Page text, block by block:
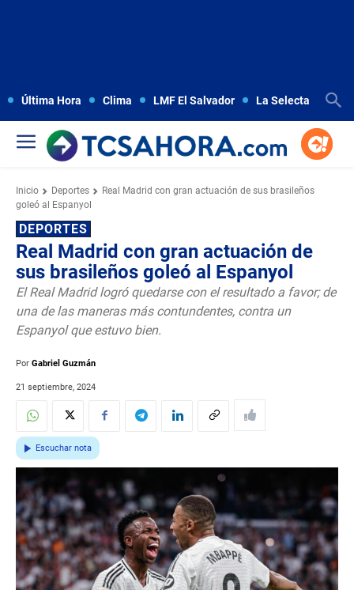
Última Hora Clima LMF El Salvador La Selecta
Inicio Deportes
Real Madrid con gran actuación de sus brasileños
goleó al Espanyol
DEPORTES
Real Madrid con gran actuación de
sus brasileños goleó al Espanyol
El Real Madrid logró quedarse con el resultado a favor; de
una de las maneras más contundentes, contra un
Espanyol que estuvo bien.
Por Gabriel Guzmán
21 septiembre, 2024
Escuchar nota